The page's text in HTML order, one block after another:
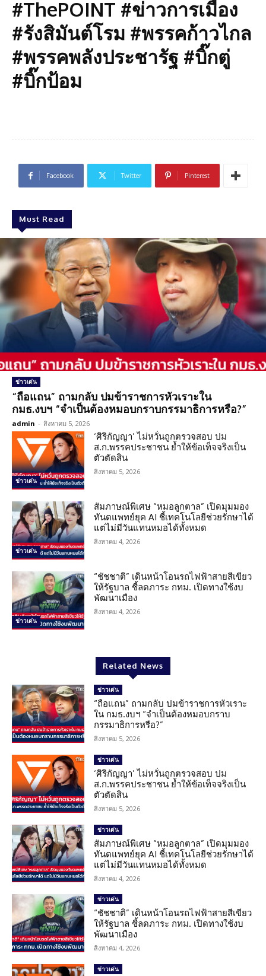
#ThePOINT #ข่าวการเมือง
#รังสิมันต์โรม #พรรคก้าวไกล
#พรรคพลังประชารัฐ #บิ๊กตู่
#บิ๊กป้อม
Facebook Twitter Pinterest
Must Read
ข่าวเด่น
“ถือแถน” ถามกลับ ปมข้าราชการหัวเราะใน
กมธ.งบฯ “จำเป็นต้องหมอบกราบกรรมาธิการหรือ?”
admin - สิงหาคม 5, 2026
ข่าวเด่น
‘ศิริกัญญา’ ไม่หวั่นถูกตรวจสอบ ปม
ส.ก.พรรคประชาชน ย้ำให้ข้อเท็จจริงเป็น
ตัวตัดสิน
สิงหาคม 5, 2026
ข่าวเด่น
สัมภาษณ์พิเศษ “หมอลูกตาล” เปิดมุมมอง
ทันตแพทย์ยุค AI ชี้เทคโนโลยีช่วยรักษาได้
แต่ไม่มีวันแทนหมอได้ทั้งหมด
สิงหาคม 4, 2026
ข่าวเด่น
“ชัชชาติ” เดินหน้าโอนรถไฟฟ้าสายสีเขียว
ให้รัฐบาล ชี้ลดภาระ กทม. เปิดทางใช้งบ
พัฒนาเมือง
สิงหาคม 4, 2026
Related News
ข่าวเด่น
“ถือแถน” ถามกลับ ปมข้าราชการหัวเราะ
ใน กมธ.งบฯ “จำเป็นต้องหมอบกราบ
กรรมาธิการหรือ?”
สิงหาคม 5, 2026
ข่าวเด่น
‘ศิริกัญญา’ ไม่หวั่นถูกตรวจสอบ ปม
ส.ก.พรรคประชาชน ย้ำให้ข้อเท็จจริงเป็น
ตัวตัดสิน
สิงหาคม 5, 2026
ข่าวเด่น
สัมภาษณ์พิเศษ “หมอลูกตาล” เปิดมุมมอง
ทันตแพทย์ยุค AI ชี้เทคโนโลยีช่วยรักษาได้
แต่ไม่มีวันแทนหมอได้ทั้งหมด
สิงหาคม 4, 2026
ข่าวเด่น
“ชัชชาติ” เดินหน้าโอนรถไฟฟ้าสายสีเขียว
ให้รัฐบาล ชี้ลดภาระ กทม. เปิดทางใช้งบ
พัฒนาเมือง
สิงหาคม 4, 2026
ข่าวเด่น